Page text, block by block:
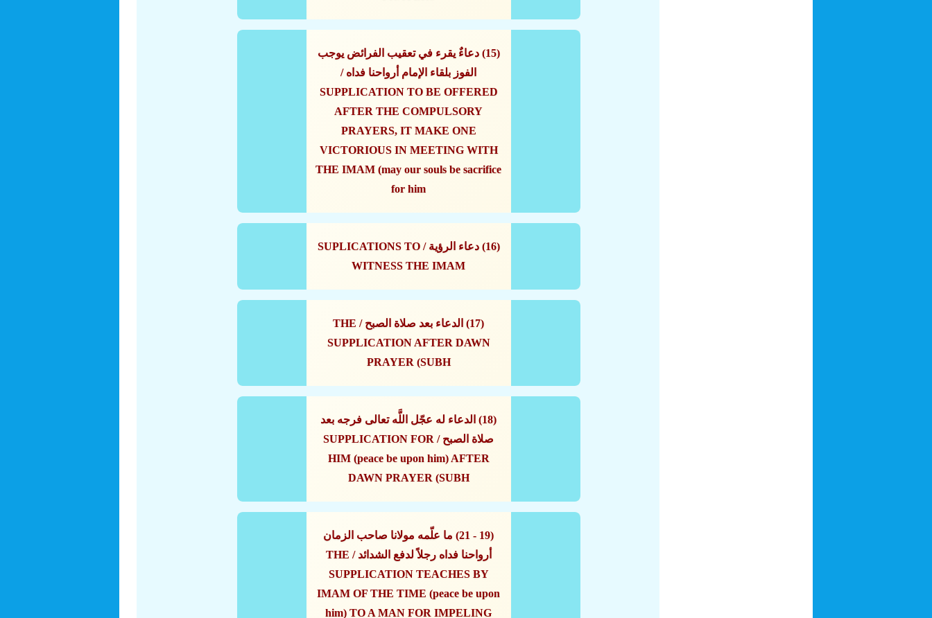
(15) دعاءٌ يقرء في تعقيب الفرائض يوجب
الفوز بلقاء الإمام أرواحنا فداه /
SUPPLICATION TO BE OFFERED
AFTER THE COMPULSORY
PRAYERS, IT MAKE ONE
VICTORIOUS IN MEETING WITH
THE IMAM (may our souls be sacrifice
for him
(16) دعاء الرؤية / SUPLICATIONS TO
WITNESS THE IMAM
(17) الدعاء بعد صلاة الصبح / THE
SUPPLICATION AFTER DAWN
PRAYER (SUBH
(18) الدعاء له عجّل اللَّه تعالى فرجه بعد
صلاة الصبح / SUPPLICATION FOR
HIM (peace be upon him) AFTER
DAWN PRAYER (SUBH
(19 - 21) ما علّمه مولانا صاحب الزمان
أرواحنا فداه رجلاً لدفع الشدائد / THE
SUPPLICATION TEACHES BY
IMAM OF THE TIME (peace be upon
him) TO A MAN FOR IMPELING